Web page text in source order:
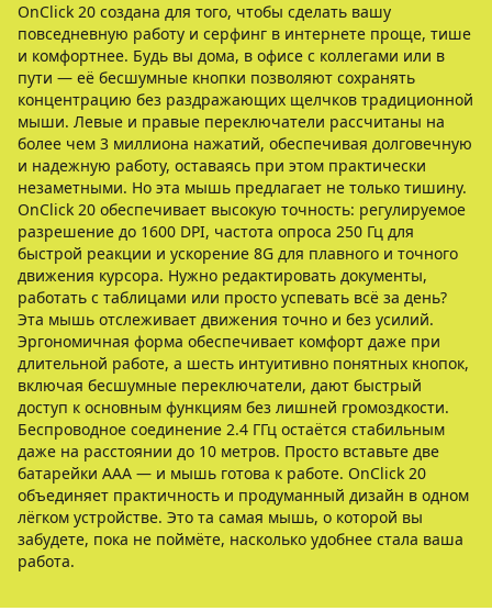
OnClick 20 создана для того, чтобы сделать вашу
повседневную работу и серфинг в интернете проще, тише
и комфортнее. Будь вы дома, в офисе с коллегами или в
пути — её бесшумные кнопки позволяют сохранять
концентрацию без раздражающих щелчков традиционной
мыши. Левые и правые переключатели рассчитаны на
более чем 3 миллиона нажатий, обеспечивая долговечную
и надежную работу, оставаясь при этом практически
незаметными. Но эта мышь предлагает не только тишину.
OnClick 20 обеспечивает высокую точность: регулируемое
разрешение до 1600 DPI, частота опроса 250 Гц для
быстрой реакции и ускорение 8G для плавного и точного
движения курсора. Нужно редактировать документы,
работать с таблицами или просто успевать всё за день?
Эта мышь отслеживает движения точно и без усилий.
Эргономичная форма обеспечивает комфорт даже при
длительной работе, а шесть интуитивно понятных кнопок,
включая бесшумные переключатели, дают быстрый
доступ к основным функциям без лишней громоздкости.
Беспроводное соединение 2.4 ГГц остаётся стабильным
даже на расстоянии до 10 метров. Просто вставьте две
батарейки AAA — и мышь готова к работе. OnClick 20
объединяет практичность и продуманный дизайн в одном
лёгком устройстве. Это та самая мышь, о которой вы
забудете, пока не поймёте, насколько удобнее стала ваша
работа.